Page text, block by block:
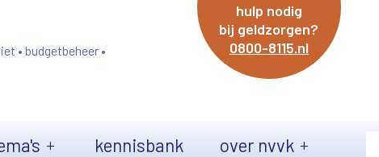
• budgetbeheer •
hulp nodig
bij geldzorgen?
0800-8115.nl
kennisbank over nvvk